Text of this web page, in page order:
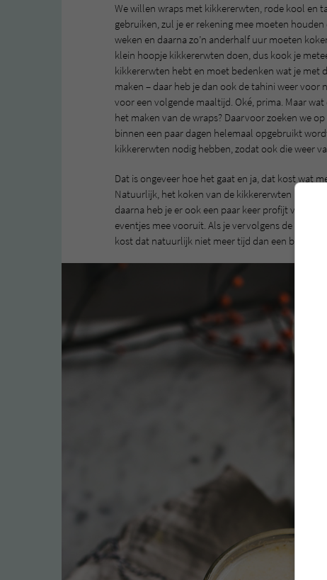
We willen wraps met kikkererwten, rode kool en
gebruiken, zul je er rekening mee moeten
weken en daarna zo’n anderhalf uur moeten
klein hoopje kikkererwten doen, dus kook je
kikkererwten hebt en moet bedenken wat je met
maken – daar heb je dan ook de tahini weer voor
voor een volgende maaltijd. Oké, prima. Maar
het maken van de wraps? Daarvoor zoeken we
binnen een paar dagen helemaal opgebruikt
kikkererwten nodig hebben, zodat ook die weer
Dat is ongeveer hoe het gaat en ja, dat kost wat
Natuurlijk, het koken van de kikkererwten kost
daarna heb je er ook een paar keer profijt van.
eventjes mee vooruit. Als je vervolgens de rest
kost dat natuurlijk niet meer tijd dan een blik of